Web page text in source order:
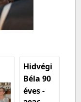
Hidvégi
Béla 90
éves -